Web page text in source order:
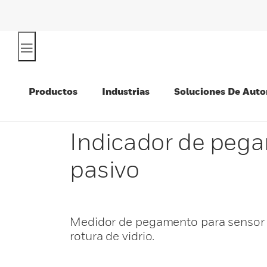
Productos Industrias Soluciones De
Indicador de
pasivo
Medidor de pegamento para
rotura de vidrio.